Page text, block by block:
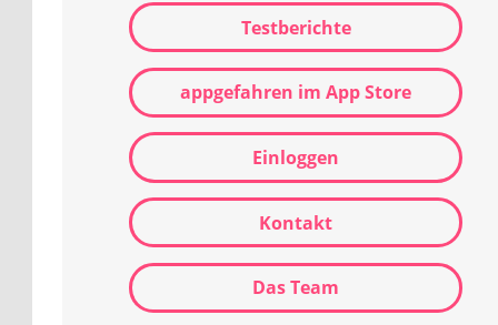
Testberichte
appgefahren im App Store
Einloggen
Kontakt
Das Team